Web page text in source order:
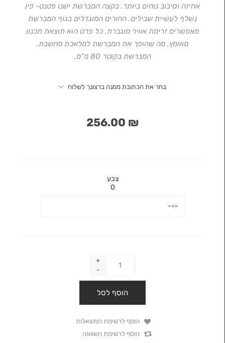
אחיזה וסיבוב נוחים ביותר. בקצה המברשת ישנו פטנט- פין
נשלף לעשיית שבילים. החורים המוגדלים בגוף המברשת
מאפשרים זרימת אוויר מוגברת. כל פרט הוא תוצאת תכנון
מאומץ, מה שהופך את המברשת למלאכת מחשבת.
המברשת בקוטר 80 מ"מ.
בחר את הכתובת ממנה ברצונך לשלוח
₪ 256.00
צבע
0
+
-